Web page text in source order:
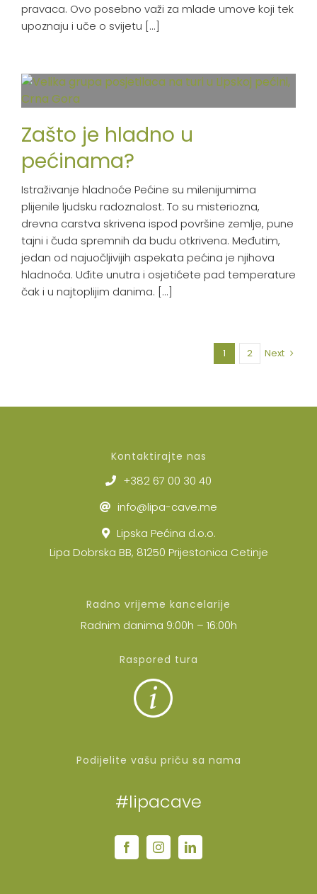
pravaca. Ovo posebno važi za mlade umove koji tek
upoznaju i uče o svijetu [...]
Zašto je hladno u
pećinama?
Istraživanje hladnoće Pećine su milenijumima
plijenile ljudsku radoznalost. To su misteriozna,
drevna carstva skrivena ispod površine zemlje, pune
tajni i čuda spremnih da budu otkrivena. Međutim,
jedan od najuočljivijih aspekata pećina je njihova
hladnoća. Uđite unutra i osjetićete pad temperature
čak i u najtoplijim danima. [...]
1 2 Next
Kontaktirajte nas
+382 67 00 30 40
info@lipa-cave.me
Lipska Pećina d.o.o.
Lipa Dobrska BB, 81250 Prijestonica Cetinje
Radno vrijeme kancelarije
Radnim danima 9:00h – 16:00h
Raspored tura
Podijelite vašu priču sa nama
#lipacave